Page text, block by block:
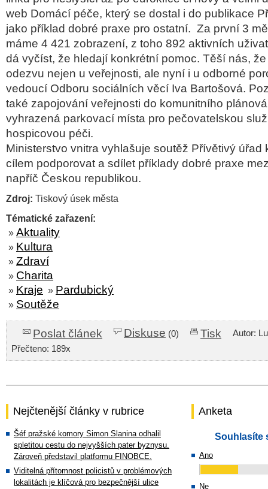
web Domácí péče, který se dostal i do publikace
jako příklad dobré praxe pro ostatní. Za první 3
máme 4 421 zobrazení, z toho 892 aktivních
dá vyčíst, že hledají konkrétní pomoc. Těší nás,
odezvu nejen u veřejnosti, ale nyní i u odborné
vedoucí Odboru sociálních věcí Iva Bartošová.
také zapojování veřejnosti do komunitního
vyhrazená parkovací místa pro pečovatelskou
hospicovou péči.
Ministerstvo vnitra vyhlašuje soutěž Přívětivý úřad
cílem podporovat a sdílet příklady dobré praxe
napříč Českou republikou.
Zdroj: Tiskový úsek města
Tématické zařazení:
» Aktuality
» Kultura
» Zdraví
» Charita
» Kraje » Pardubický
» Soutěže
Poslat článek Diskuse (0) Tisk
Autor:
Přečteno: 189x
Nejčtenější články v rubrice
Šéf pražské komory Simon Slanina odhalil
spletitou cestu do nejvyšších pater byznysu.
Zároveň představil platformu FINOBCE.
Viditelná přítomnost policistů v problémových
lokalitách je klíčová pro bezpečnější ulice
Anketa
Souhlasíte
Ano
Ne